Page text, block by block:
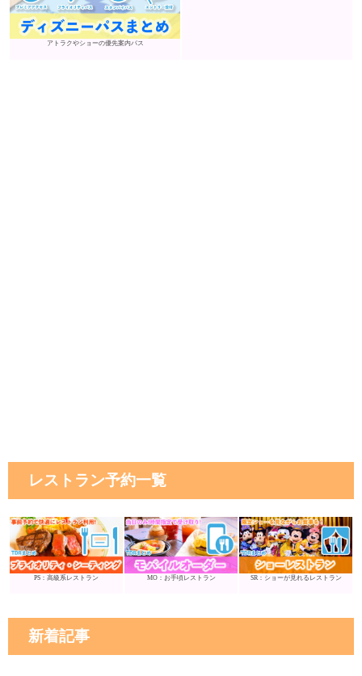
アトラクやショーの優先案内パス
レストラン予約一覧
PS：高級系レストラン MO：お手頃レストラン SR：ショーが見れるレストラン
新着記事